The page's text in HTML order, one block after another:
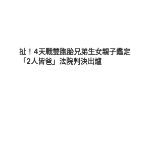
扯！4天戰雙胞胎兄弟生女親子鑑定
「2人皆爸」法院判決出爐